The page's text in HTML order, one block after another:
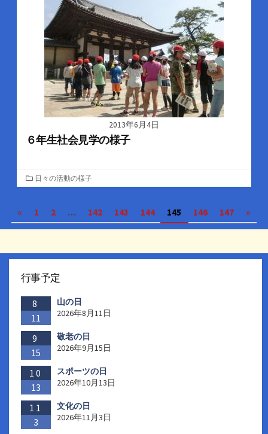
2013年6月4日
６年生社会見学の様子
カ
テ
リ
ー
日々の活動の様子
投
稿
ー
送
り
« 1 2 … 142 143 144 145 146 147 »
行事予定
8
11
山の日
2026年8月11日
9
15
敬老の日
2026年9月15日
10
13
スポーツの日
2026年10月13日
11
3
文化の日
2026年11月3日